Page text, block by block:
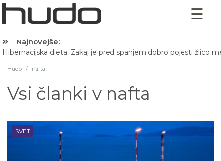
Najnovejše:
Hibernacijska dieta: Zakaj je pred spanjem dobro pojesti žlico
Hudo / nafta
Vsi članki v nafta
SVET